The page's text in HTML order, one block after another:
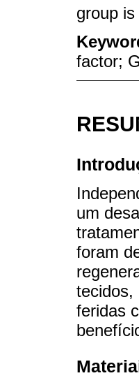
group
factor;
um
foram
tecidos,
feridas